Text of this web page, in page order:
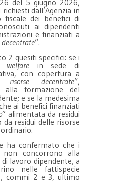
dall’Agenzia in
dei benefici di
ai dipendenti
e finanziati a
decentrate”.
2 quesiti specifici: se i
welfare in sede di
con copertura a
risorse decentrate”,
formazione del
e se la medesima
ai benefici finanziati
” alimentata da residui
da residui delle risorse
ha confermato che i
non concorrono alla
lavoro dipendente, a
nelle fattispecie
commi 2 e 3, ultimo